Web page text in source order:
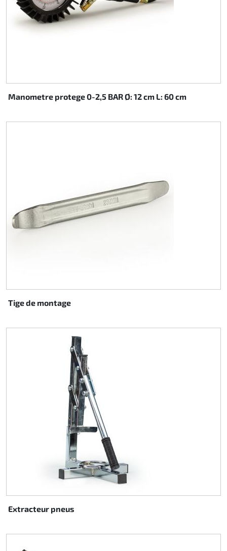
Manometre protege 0-2,5 BAR Ø: 12 cm L: 60 cm
Tige de montage
Extracteur pneus